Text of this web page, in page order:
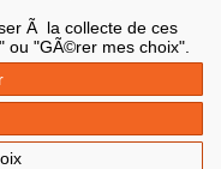
Ã la collecte de ces
ou "GÃ©rer mes choix".